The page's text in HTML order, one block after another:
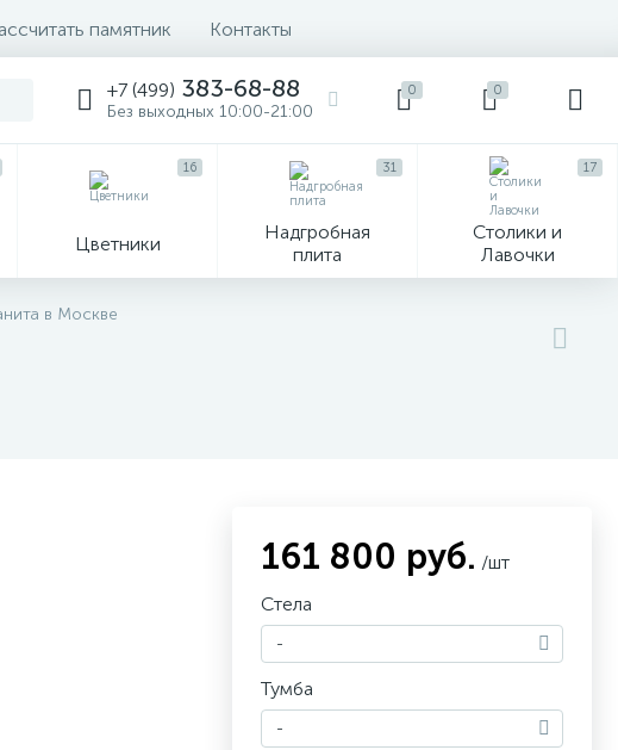
памятник Контакты
+7 (499) 383-68-88
Без выходных 10:00-21:00
0 0
Цветники
16
Надгробная
плита
31
Столики и
Лавочки
17
в Москве
161 800 руб. /шт
Стела
-
Тумба
-